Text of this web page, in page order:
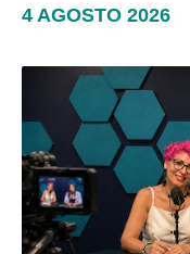
4 AGOSTO 2026